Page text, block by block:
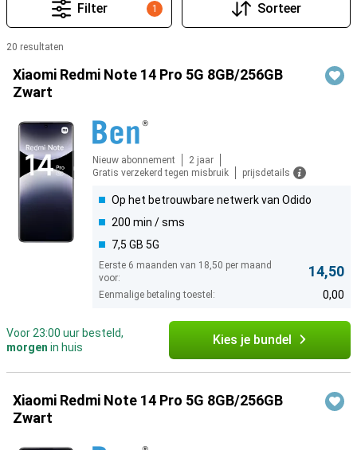
1
Filter Sorteer
20 resultaten
Producten
Xiaomi Redmi Note 14 Pro 5G 8GB/256GB
Zwart
Nieuw abonnement
2 jaar
Gratis verzekerd tegen misbruik
prijsdetails
Op het betrouwbare netwerk van Odido
200 min / sms
7,5 GB 5G
Eerste 6 maanden van 18,50 per maand
voor:
14,50
Eenmalige betaling toestel: 0,00
Voor 23:00 uur besteld,
morgen in huis Kies je bundel
Xiaomi Redmi Note 14 Pro 5G 8GB/256GB
Zwart